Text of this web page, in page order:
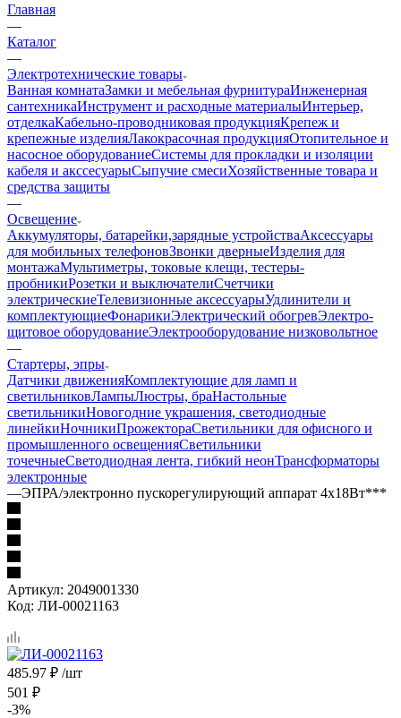
Главная
—
Каталог
—
Электротехнические товары
Ванная комнатаЗамки и мебельная фурнитураИнженерная
сантехникаИнструмент и расходные материалыИнтерьер,
отделкаКабельно-проводниковая продукцияКрепеж и
крепежные изделияЛакокрасочная продукцияОтопительное и
насосное оборудованиеСистемы для прокладки и изоляции
кабеля и акссесуарыСыпучие смесиХозяйственные товара и
средства защиты
—
Освещение
Аккумуляторы, батарейки,зарядные устройстваАксессуары
для мобильных телефоновЗвонки дверныеИзделия для
монтажаМультиметры, токовые клещи, тестеры-
пробникиРозетки и выключателиСчетчики
электрическиеТелевизионные аксессуарыУдлинители и
комплектующиеФонарикиЭлектрический обогревЭлектро-
щитовое оборудованиеЭлектрооборудование низковольтное
—
Стартеры, эпры
Датчики движенияКомплектующие для ламп и
светильниковЛампыЛюстры, браНастольные
светильникиНовогодние украшения, светодиодные
линейкиНочникиПрожектораСветильники для офисного и
промышленного освещенияСветильники
точечныеСветодиодная лента, гибкий неонТрансформаторы
электронные
—ЭПРА/электронно пускорегулирующий аппарат 4х18Вт***
Артикул: 2049001330
Код: ЛИ-00021163
485.97 ₽ /шт
501 ₽
-3%